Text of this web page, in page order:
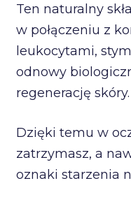
Ten naturalny
w połączeniu z
leukocytami,
odnowy
regenerację skóry.
Dzięki temu w
zatrzymasz, a
oznaki starzenia